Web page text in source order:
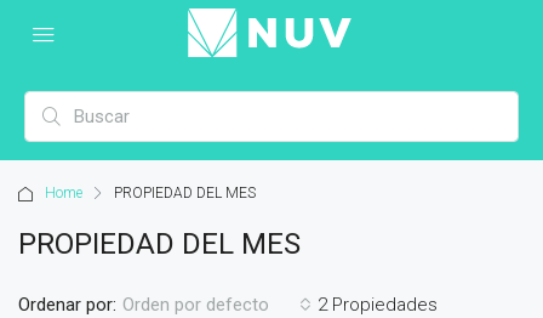
Home PROPIEDAD DEL MES
PROPIEDAD DEL MES
2 Propiedades
Ordenar por: Orden por defecto